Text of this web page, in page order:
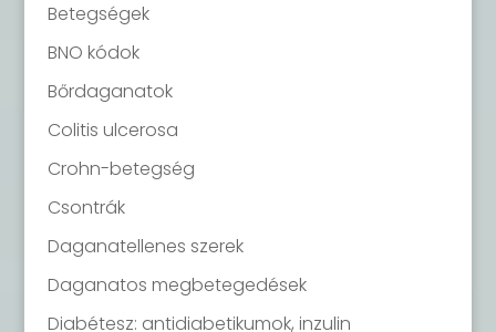
Betegségek
BNO kódok
Bőrdaganatok
Colitis ulcerosa
Crohn-betegség
Csontrák
Daganatellenes szerek
Daganatos megbetegedések
Diabétesz: antidiabetikumok, inzulin